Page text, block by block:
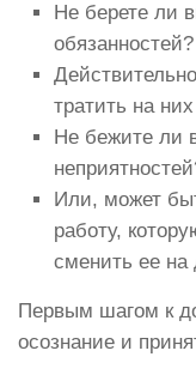
Не берете ли
обязанностей?
тратить на
Не бежите ли
Или, может
работу,
сменить ее на
Первым шагом к
осознание и